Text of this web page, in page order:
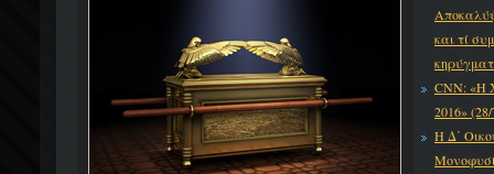
και τί
CNN: «Η
2016»
Η Δ΄